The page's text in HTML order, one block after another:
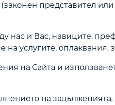
представител
нас и Вас, навиците,
на услугите, оплаквания,
на Сайта и
на